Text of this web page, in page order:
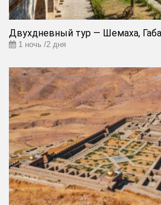
Двухдневный тур — Шемаха,
1 ночь /2 дня